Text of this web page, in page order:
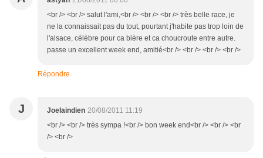
<br /> <br /> salut l'ami,<br /> <br /> <br /> très belle race, je
ne la connaissait pas du tout, pourtant j'habite pas trop loin de
l'alsace, célèbre pour ca bière et ca choucroute entre autre.
passe un excellent week end, amitié<br /> <br /> <br /> <br />
Répondre
J Joelaindien 20/08/2011 11:19
<br /> <br /> très sympa !<br /> bon week end<br /> <br /> <br
/> <br />